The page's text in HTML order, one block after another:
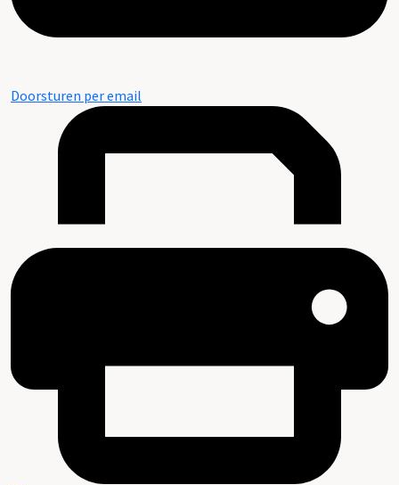
Doorsturen per email